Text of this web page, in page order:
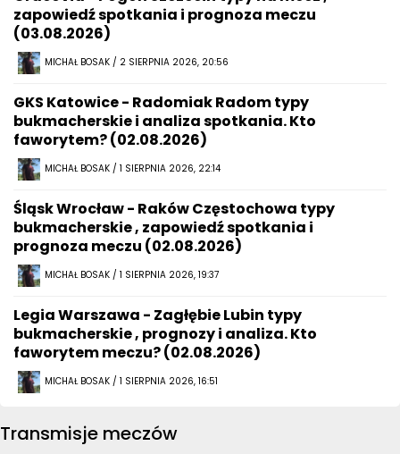
zapowiedź spotkania i prognoza meczu
(03.08.2026)
MICHAŁ BOSAK / 2 SIERPNIA 2026, 20:56
GKS Katowice - Radomiak Radom typy
bukmacherskie i analiza spotkania. Kto
faworytem? (02.08.2026)
MICHAŁ BOSAK / 1 SIERPNIA 2026, 22:14
Śląsk Wrocław - Raków Częstochowa typy
bukmacherskie , zapowiedź spotkania i
prognoza meczu (02.08.2026)
MICHAŁ BOSAK / 1 SIERPNIA 2026, 19:37
Legia Warszawa - Zagłębie Lubin typy
bukmacherskie , prognozy i analiza. Kto
faworytem meczu? (02.08.2026)
MICHAŁ BOSAK / 1 SIERPNIA 2026, 16:51
Transmisje meczów